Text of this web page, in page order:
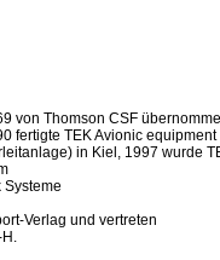
von Thomson CSF
fertigte TEK Avionic
in Kiel, 1997 wurde
Verlag und vertreten